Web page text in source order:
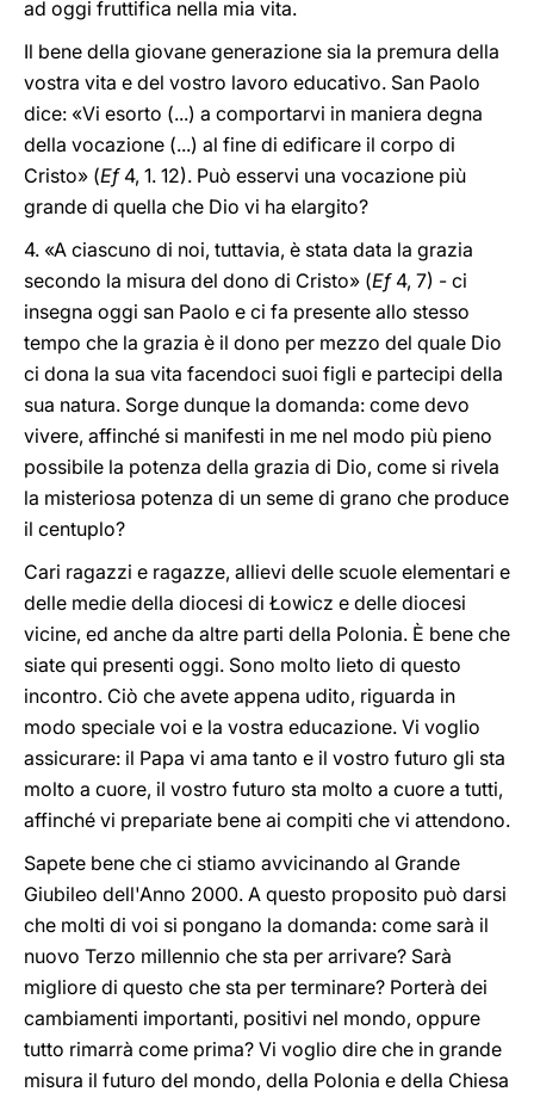
ad oggi fruttifica nella mia vita.
Il bene della giovane generazione sia la premura della
vostra vita e del vostro lavoro educativo. San Paolo
dice: «Vi esorto (...) a comportarvi in maniera degna
della vocazione (...) al fine di edificare il corpo di
Cristo» (Ef 4, 1. 12). Può esservi una vocazione più
grande di quella che Dio vi ha elargito?
4. «A ciascuno di noi, tuttavia, è stata data la grazia
secondo la misura del dono di Cristo» (Ef 4, 7) - ci
insegna oggi san Paolo e ci fa presente allo stesso
tempo che la grazia è il dono per mezzo del quale Dio
ci dona la sua vita facendoci suoi figli e partecipi della
sua natura. Sorge dunque la domanda: come devo
vivere, affinché si manifesti in me nel modo più pieno
possibile la potenza della grazia di Dio, come si rivela
la misteriosa potenza di un seme di grano che produce
il centuplo?
Cari ragazzi e ragazze, allievi delle scuole elementari e
delle medie della diocesi di Łowicz e delle diocesi
vicine, ed anche da altre parti della Polonia. È bene che
siate qui presenti oggi. Sono molto lieto di questo
incontro. Ciò che avete appena udito, riguarda in
modo speciale voi e la vostra educazione. Vi voglio
assicurare: il Papa vi ama tanto e il vostro futuro gli sta
molto a cuore, il vostro futuro sta molto a cuore a tutti,
affinché vi prepariate bene ai compiti che vi attendono.
Sapete bene che ci stiamo avvicinando al Grande
Giubileo dell'Anno 2000. A questo proposito può darsi
che molti di voi si pongano la domanda: come sarà il
nuovo Terzo millennio che sta per arrivare? Sarà
migliore di questo che sta per terminare? Porterà dei
cambiamenti importanti, positivi nel mondo, oppure
tutto rimarrà come prima? Vi voglio dire che in grande
misura il futuro del mondo, della Polonia e della Chiesa